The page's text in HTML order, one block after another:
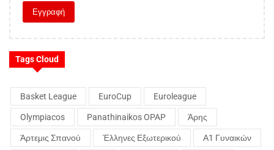
Tags Cloud
Basket League EuroCup Euroleague
Olympiacos Panathinaikos OPAP Άρης
Άρτεμις Σπανού Έλληνες Εξωτερικού Α1 Γυναικών